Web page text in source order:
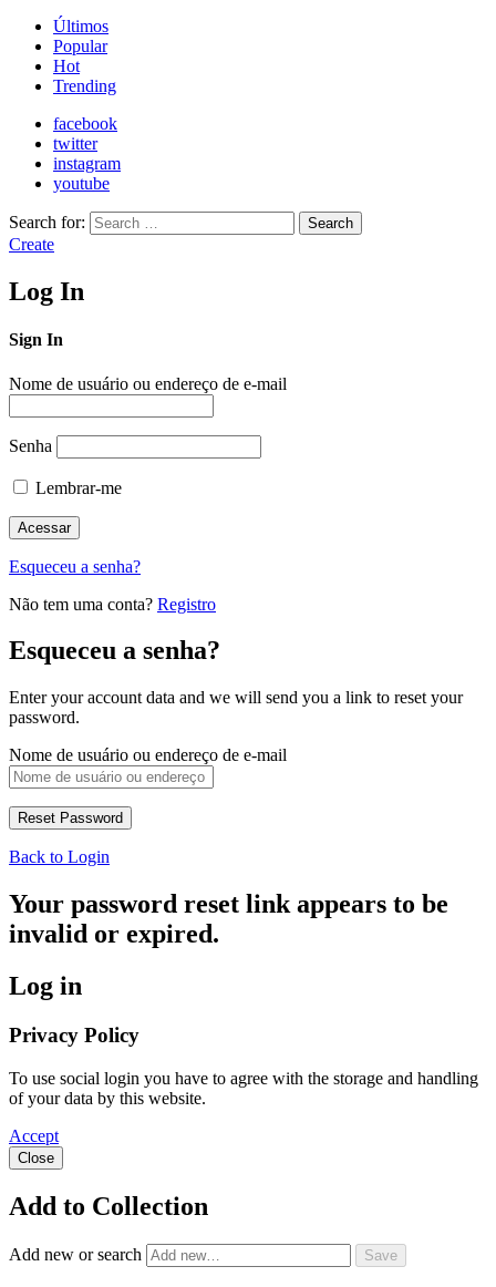
Últimos
Popular
Hot
Trending
facebook
twitter
instagram
youtube
Search for: Search
Create
Log In
Sign In
Nome de usuário ou endereço de e-mail
Senha
Lembrar-me
Esqueceu a senha?
Não tem uma conta? Registro
Esqueceu a senha?
Enter your account data and we will send you a link to reset your
password.
Nome de usuário ou endereço de e-mail
Back to Login
Your password reset link appears to be
invalid or expired.
Log in
Privacy Policy
To use social login you have to agree with the storage and handling
of your data by this website.
Accept
Close
Add to Collection
Add new or search